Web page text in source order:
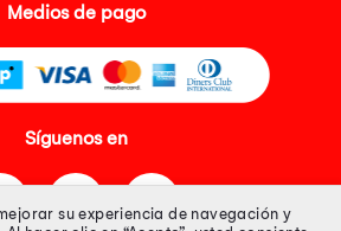
Medios de pago
Síguenos en
su experiencia de navegación y